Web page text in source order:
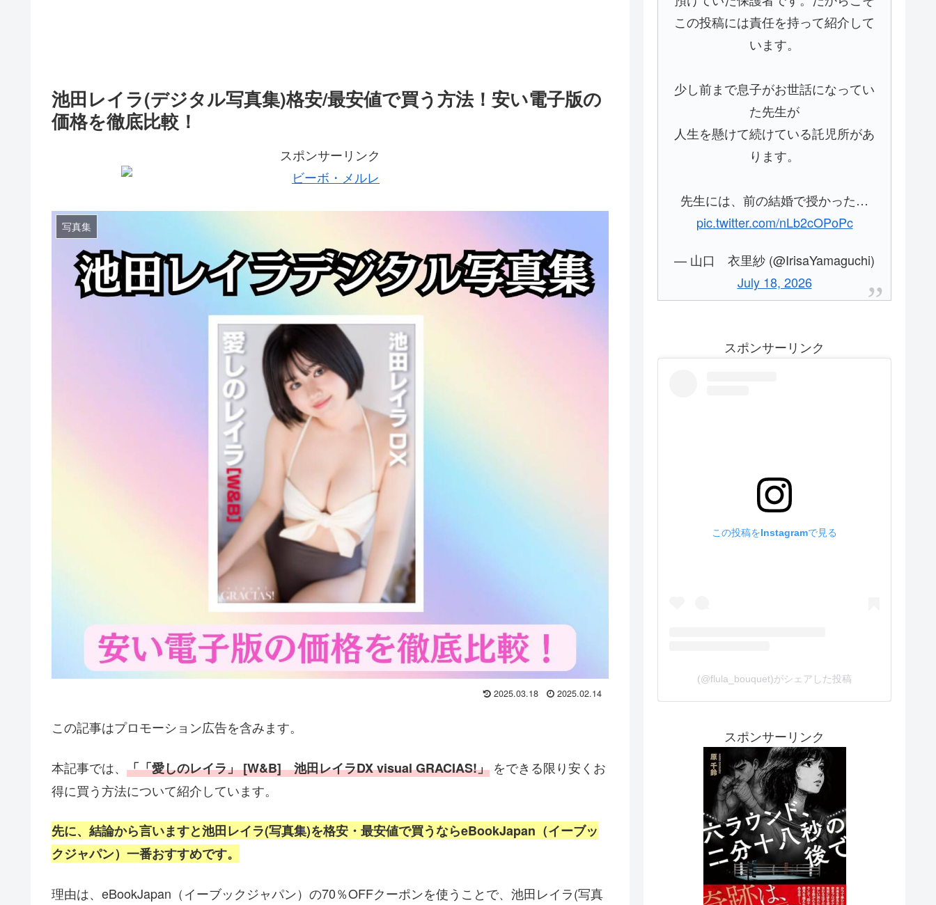
池田レイラ(デジタル写真集)格安/最安値で買う方法！安い電子版の
価格を徹底比較！
スポンサーリンク
写真集
2025.03.18 2025.02.14
この記事はプロモーション広告を含みます。
本記事では、 「「愛しのレイラ」 [W&B] 池田レイラDX visual GRACIAS!」 をできる限り安くお
得に買う方法について紹介しています。
先に、結論から言いますと池田レイラ(写真集)を格安・最安値で買うならeBookJapan（イーブッ
クジャパン）一番おすすめです。
理由は、eBookJapan（イーブックジャパン）の70％OFFクーポンを使うことで、池田レイラ(写真
この投稿には責任を持って紹介して
います。
少し前まで息子がお世話になってい
た先生が
人生を懸けて続けている託児所があ
ります。
先生には、前の結婚で授かった…
pic.twitter.com/nLb2cOPoPc
— 山口 衣里紗 (@IrisaYamaguchi)
July 18, 2026
スポンサーリンク
この投稿をInstagramで見る
(@flula_bouquet)がシェアした投稿
スポンサーリンク